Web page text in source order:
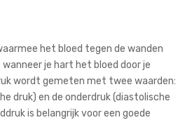
het bloed tegen de wanden
je hart het bloed door je
wordt gemeten met twee waarden:
druk) en de onderdruk (diastolische
is belangrijk voor een goede